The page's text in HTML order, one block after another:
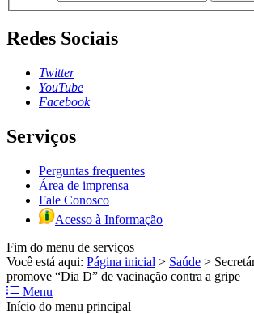
Redes Sociais
Twitter
YouTube
Facebook
Serviços
Perguntas frequentes
Área de imprensa
Fale Conosco
Acesso à Informação
Fim do menu de serviços
Você está aqui: Página inicial > Saúde >
promove “Dia D” de vacinação contra a gripe
Menu
Início do menu principal